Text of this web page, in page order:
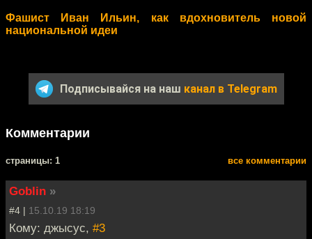
Фашист Иван Ильин, как вдохновитель новой
национальной идеи
Подписывайся на наш канал в Telegram
Комментарии
cтраницы: 1 все комментарии
Goblin »
#4 | 15.10.19 18:19
Кому: джысус, #3